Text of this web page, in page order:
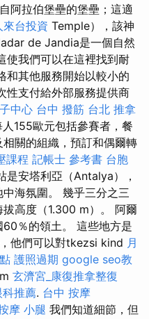
阿拉伯堡壘的堡壘；這適
來台投資 Temple），該神
de Jandia是一個自然
使我們可以在這裡找到耐
和其他服務開始以較小的
性支付給外部服務提供商
中心 台中 撥筋 台北 推拿
人155歐元包括參賽者，餐
關的組織，預訂和偶爾轉
課程 記帳士 參考書 台胞
是安塔利亞（Antalya），
海氛圍。 幾乎三分之三
高度（1.300 m）。 阿爾
％的領土。 這些地方是
他們可以對tkezsi kind 月
護照過期 google seo教
玄濟宮_康復推拿整復
科推薦. 台中 按摩
摩 小腿 我們知道細節，但